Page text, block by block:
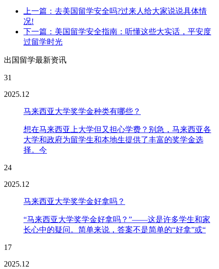
上一篇：去美国留学安全吗?过来人给大家说说具体情
况!
下一篇：美国留学安全指南：听懂这些大实话，平安度
过留学时光
出国留学最新资讯
31
2025.12
马来西亚大学奖学金种类有哪些？
想在马来西亚上大学但又担心学费？别急，马来西亚各
大学和政府为留学生和本地生提供了丰富的奖学金选
择。今
24
2025.12
马来西亚大学奖学金好拿吗？
“马来西亚大学奖学金好拿吗？”——这是许多学生和家
长心中的疑问。简单来说，答案不是简单的“好拿”或“
17
2025.12